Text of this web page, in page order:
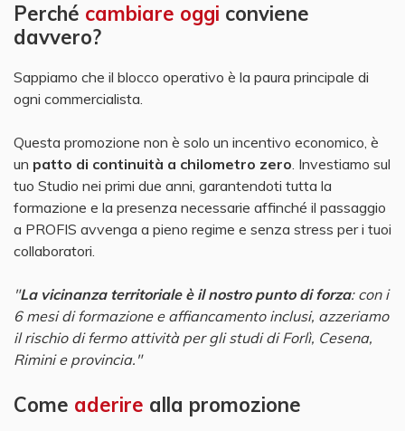
Perché cambiare oggi conviene
davvero?
Sappiamo che il blocco operativo è la paura principale di
ogni commercialista.
Questa promozione non è solo un incentivo economico, è
un patto di continuità a chilometro zero. Investiamo sul
tuo Studio nei primi due anni, garantendoti tutta la
formazione e la presenza necessarie affinché il passaggio
a PROFIS avvenga a pieno regime e senza stress per i tuoi
collaboratori.
"La vicinanza territoriale è il nostro punto di forza: con i
6 mesi di formazione e affiancamento inclusi, azzeriamo
il rischio di fermo attività per gli studi di Forlì, Cesena,
Rimini e provincia."
Come aderire alla promozione